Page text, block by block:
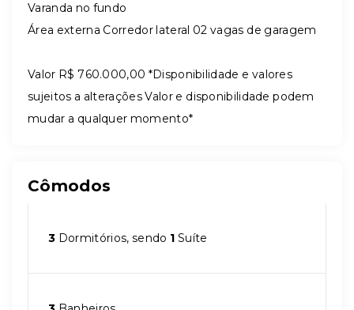
Varanda no fundo
Área externa Corredor lateral 02 vagas de garagem
Valor R$ 760.000,00 *Disponibilidade e valores
sujeitos a alterações Valor e disponibilidade podem
mudar a qualquer momento*
Cômodos
3 Dormitórios, sendo 1 Suíte